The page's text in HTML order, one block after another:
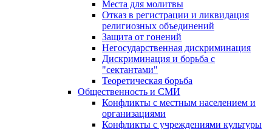
Места для молитвы
Отказ в регистрации и ликвидация
религиозных объединений
Защита от гонений
Негосударственная дискриминация
Дискриминация и борьба с
"сектантами"
Теоретическая борьба
Общественность и СМИ
Конфликты с местным населением и
организациями
Конфликты с учреждениями культуры